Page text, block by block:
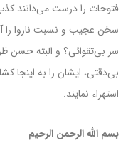
فتوحات را درست می‌دانند
سخن عجیب و نسبت ناروا را
سر بی‌تقوائی؟ و البته حسن
بی‌دقتی،‌ ایشان را به اینجا
استهزاء نمایند.
بسم الله الرحمن الرحیم